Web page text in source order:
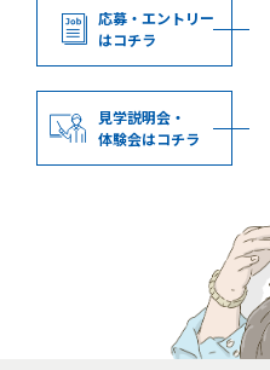
応募・エントリー
はコチラ
見学説明会・
体験会はコチラ